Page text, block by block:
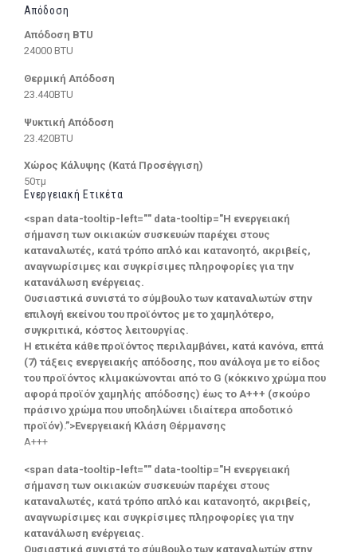
Απόδοση
Απόδοση BTU
24000 BTU
Θερμική Απόδοση
23.440BTU
Ψυκτική Απόδοση
23.420BTU
Χώρος Κάλυψης (Κατά Προσέγγιση)
50τμ
Ενεργειακή Ετικέτα
<span data-tooltip-left="" data-tooltip="Η ενεργειακή
σήμανση των οικιακών συσκευών παρέχει στους
καταναλωτές, κατά τρόπο απλό και κατανοητό, ακριβείς,
αναγνωρίσιμες και συγκρίσιμες πληροφορίες για την
κατανάλωση ενέργειας.
Ουσιαστικά συνιστά το σύμβουλο των καταναλωτών στην
επιλογή εκείνου του προϊόντος με το χαμηλότερο,
συγκριτικά, κόστος λειτουργίας.
Η ετικέτα κάθε προϊόντος περιλαμβάνει, κατά κανόνα, επτά
(7) τάξεις ενεργειακής απόδοσης, που ανάλογα με το είδος
του προϊόντος κλιμακώνονται από το G (κόκκινο χρώμα που
αφορά προϊόν χαμηλής απόδοσης) έως το Α+++ (σκούρο
πράσινο χρώμα που υποδηλώνει ιδιαίτερα αποδοτικό
προϊόν).”>Ενεργειακή Κλάση Θέρμανσης
A+++
<span data-tooltip-left="" data-tooltip="Η ενεργειακή
σήμανση των οικιακών συσκευών παρέχει στους
καταναλωτές, κατά τρόπο απλό και κατανοητό, ακριβείς,
αναγνωρίσιμες και συγκρίσιμες πληροφορίες για την
κατανάλωση ενέργειας.
Ουσιαστικά συνιστά το σύμβουλο των καταναλωτών στην